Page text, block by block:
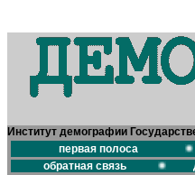
Институт демографии
первая полоса
обратная связь